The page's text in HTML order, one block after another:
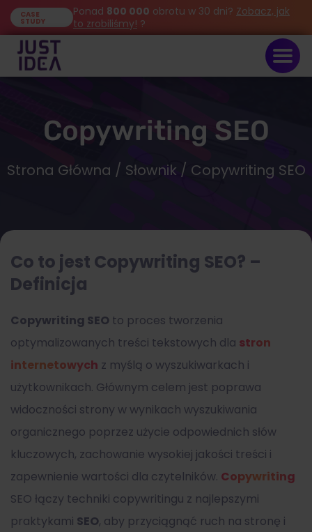
CASE
STUDY
Ponad 800 000 obrotu w 30 dni? Zobacz, jak
to zrobiliśmy! ?
Copywriting SEO
Strona Główna / Słownik / Copywriting SEO
Co to jest Copywriting SEO? –
Definicja
Copywriting SEO to proces tworzenia
optymalizowanych treści tekstowych dla stron
internetowych z myślą o wyszukiwarkach i
użytkownikach. Głównym celem jest poprawa
widoczności strony w wynikach wyszukiwania
organicznego poprzez użycie odpowiednich słów
kluczowych, zachowanie wysokiej jakości treści i
zapewnienie wartości dla czytelników. Copywriting
SEO łączy techniki copywritingu z najlepszymi
praktykami SEO, aby przyciągnąć ruch na stronę i